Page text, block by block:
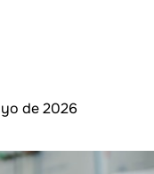
de 2026